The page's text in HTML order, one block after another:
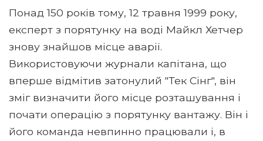
Понад 150 років тому, 12 травня 1999 року,
експерт з порятунку на воді Майкл Хетчер
знову знайшов місце аварії.
Використовуючи журнали капітана, що
вперше відмітив затонулий "Тек Сінг", він
зміг визначити його місце розташування і
почати операцію з порятунку вантажу. Він і
його команда невпинно працювали і, в